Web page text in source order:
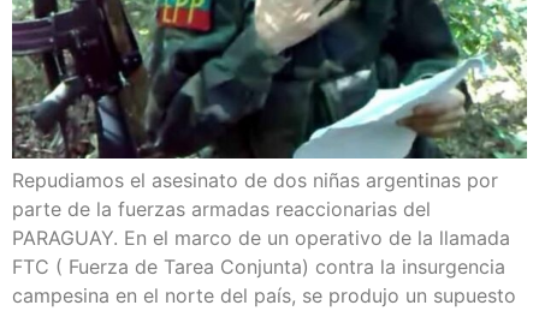
Repu­dia­mos el ase­si­na­to de dos niñas argen­ti­nas por
par­te de la fuer­zas arma­das reac­cio­na­rias del
PARAGUAY. En el mar­co de un ope­ra­ti­vo de la lla­ma­da
FTC ( Fuer­za de Tarea Con­jun­ta) con­tra la insur­gen­cia
cam­pe­si­na en el nor­te del país, se pro­du­jo un supues­to